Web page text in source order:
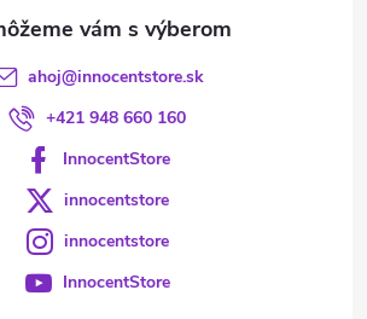
ahoj@innocentstore.sk
+421 948 660 160
InnocentStore
innocentstore
innocentstore
InnocentStore